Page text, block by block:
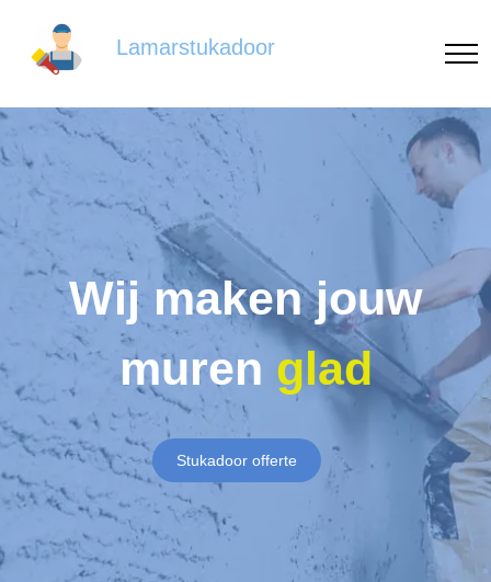
Lamarstukadoor
Wij maken jouw
muren glad
Stukadoor offerte